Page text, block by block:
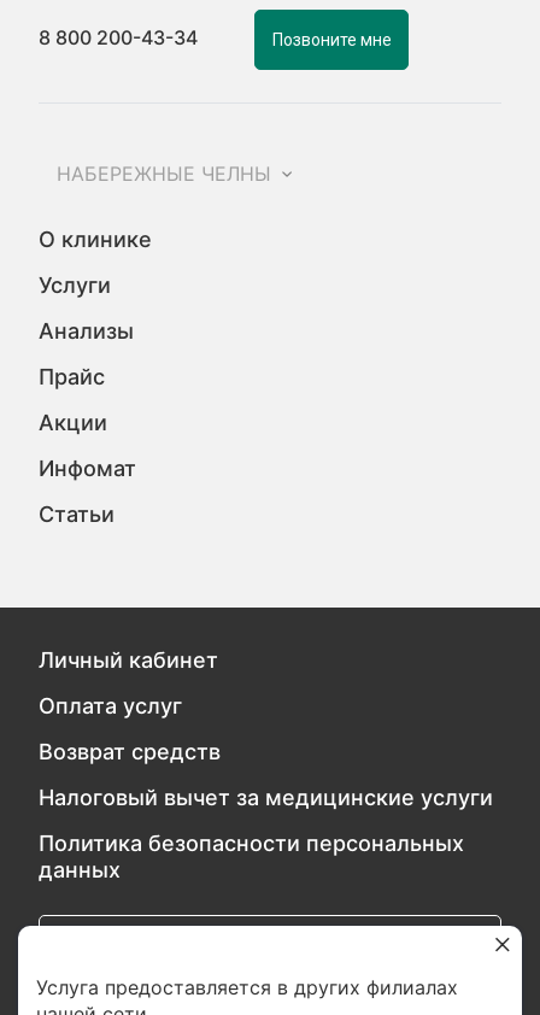
Услуга предоставляется в других филиалах
8 800 200-43-34 Позвоните мне
НАБЕРЕЖНЫЕ ЧЕЛНЫ
О клинике
Услуги
Анализы
Прайс
Акции
Инфомат
Статьи
Личный кабинет
Оплата услуг
Возврат средств
Налоговый вычет за медицинские услуги
Политика безопасности персональных
данных